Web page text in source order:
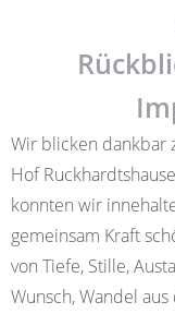
Wir blicken dankbar
Hof
konnten wir
gemeinsam Kraft
von Tiefe, Stille,
Wunsch, Wandel